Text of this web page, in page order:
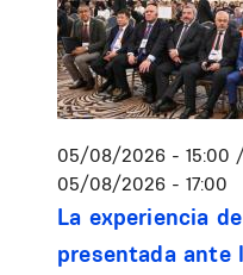
05/08/2026 - 15:00
05/08/2026 - 17:00
La experiencia
presentada ante